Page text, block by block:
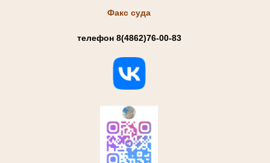
Факс суда
телефон 8(4862)76-00-83